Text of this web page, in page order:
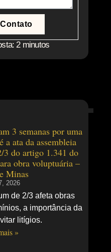
2 minutos
3 semanas por uma
a ata da assembleia
3 do artigo 1.341 do
obra voluptuária –
Minas
2026
de 2/3 afeta obras
a importância da
litígios.
»